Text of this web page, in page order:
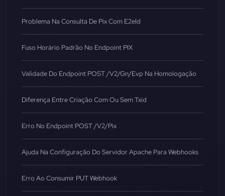
Problema Na Consulta De Pix Com E2eId
Fuso Horário Padrão No Endpoint PIX
Validade Do Endpoint POST /v2/gn/evp Na Homologação
Diferença Entre Criação Com Ou Sem Txid
Erro No Endpoint POST /v2/pix
Ajuda Na Configuração Do Servidor Apache Para Webhooks
Erro Ao Consumir PUT Webhook